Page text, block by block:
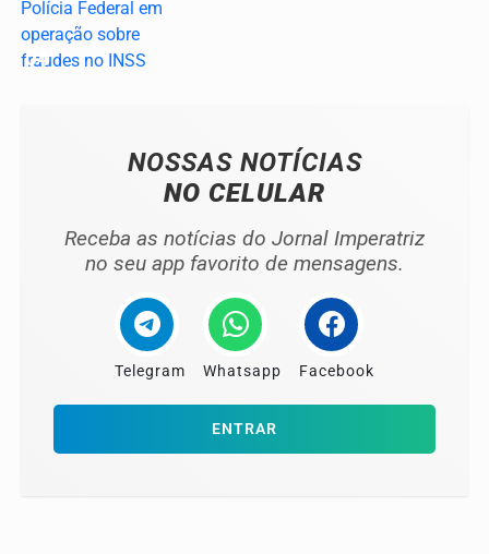
04
NOSSAS NOTÍCIAS
NO CELULAR
Receba as notícias do Jornal Imperatriz
no seu app favorito de mensagens.
Telegram Whatsapp Facebook
ENTRAR